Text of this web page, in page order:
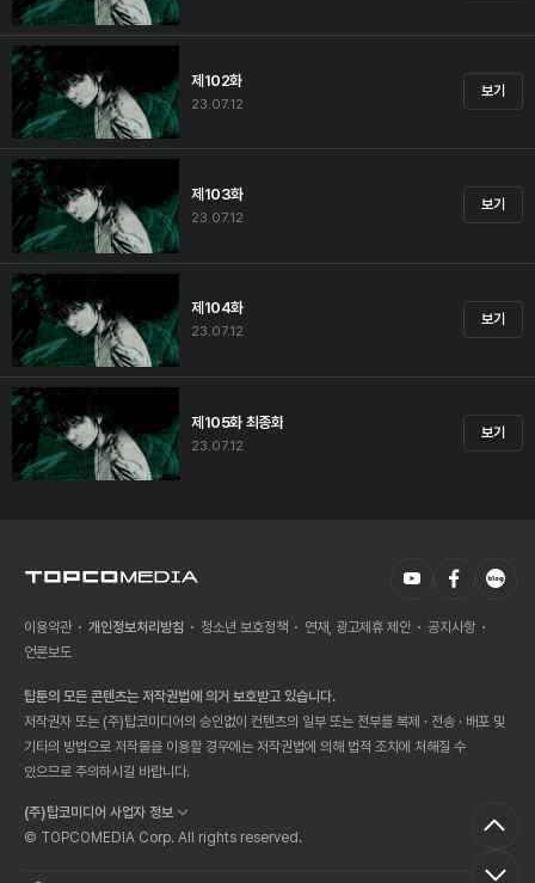
제102화
23.07.12
보기
제103화
23.07.12
보기
제104화
23.07.12
보기
제105화 최종화
23.07.12
보기
이용약관 개인정보처리방침 청소년 보호정책 연재, 광고제휴 제안
공지사항
언론보도
탑툰의 모든 콘텐츠는 저작권법에 의거 보호받고 있습니다.
저작권자 또는 (주)탑코미디어의 승인없이 컨텐츠의 일부 또는 전부를 복제 · 전송 · 배포 및
기타의 방법으로 저작물을 이용할 경우에는 저작권법에 의해 법적 조치에 처해질 수
있으므로 주의하시길 바랍니다.
(주)탑코미디어 사업자 정보
© TOPCOMEDIA Corp. All rights reserved.